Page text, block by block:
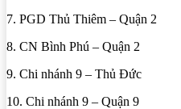
7. PGD Thủ Thiêm – Quận 2
8. CN Bình Phú – Quận 2
9. Chi nhánh 9 – Thủ Đức
10. Chi nhánh 9 – Quận 9